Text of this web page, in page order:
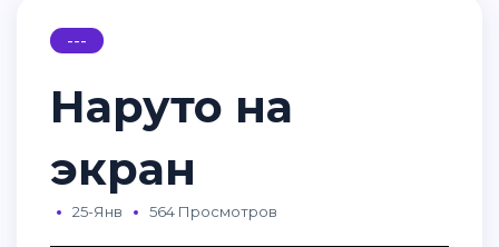
---
Наруто на
экран
25-Янв 564 Просмотров